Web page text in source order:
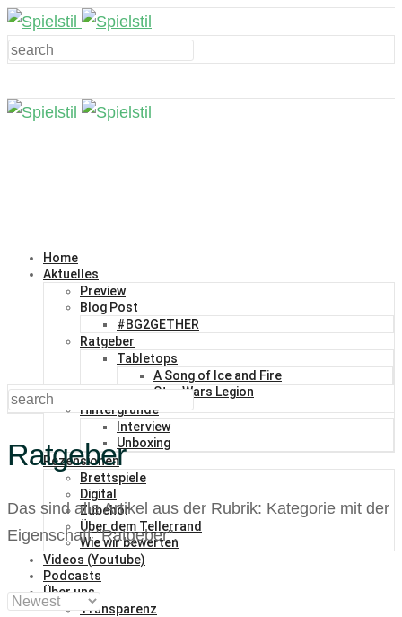
Home
Aktuelles
Preview
Blog Post
#BG2GETHER
Ratgeber
Tabletops
A Song of Ice and Fire
Star Wars Legion
Hintergründe
Interview
Unboxing
Rezensionen
Brettspiele
Digital
Zubehör
Über dem Tellerrand
Wie wir bewerten
Videos (Youtube)
Podcasts
Über uns
Transparenz
Ratgeber
Das sind alle Artikel aus der Rubrik: Kategorie mit der
Eigenschaft "Ratgeber".